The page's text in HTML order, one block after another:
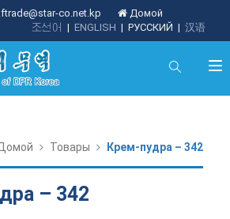
co.net.kp
Домой
| 汉语
| РУССКИЙ
| ENGLISH
조선어
Товары Крем-пудра – 342
– 342